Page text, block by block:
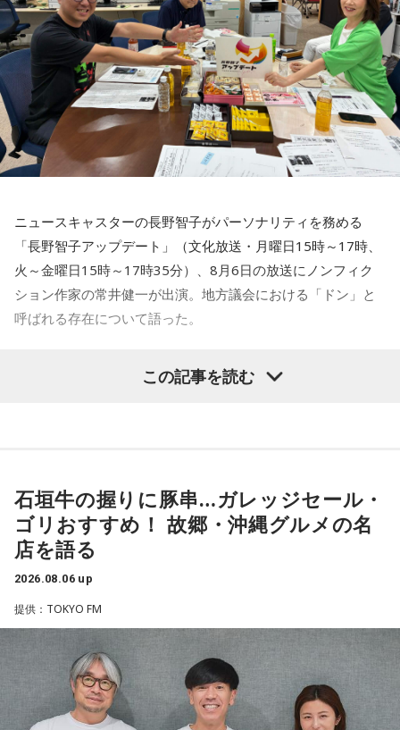
お揃いだったんだね！ うれしい～！
私も生まれたところが大阪なので、大阪でのライブは特別な
んですよ。家族や親戚も観に来てくれていて、それもうれし
かったから頑張れたし、「551」も食べたし（笑）。あと、
たこ焼きも「りくろーおじさんの店」のチーズケーキも食べ
た！
それに、いつも大阪でライブをするとき、私の親戚の皆さん
がぶどうの差し入れをしてくれるの。それも食べた！ メンバ
大阪公演の前の日もお仕事だったんですけど、そのお仕事が
終わったらすぐ大阪に帰って、ちょっとだけ（愛猫の）まろ
んにも会えたんですよ。それで、その次の日にライブをし
て、家族が観に来てくれて、帰ったという大阪ライフでした
ね。
「551の豚まんがあるとき？ ないとき？」っていうCMがある
リスナーちゃんはそのことを言ってくれていて、それも楽し
かった！ 私も大阪に行く前から「みんなでやれたら楽しいだ
ろうな」と思っていたから、そういうこともできて楽しかっ
たですね！ 来てくれてありがとう！
この日の放送をradikoタイムフリーで聴く
※放送エリア外の方は、プレミアム会員の登録でご利用いた
だけます。
----------------------------------------------------
＜番組概要＞
ニュースキャスターの長野智子がパーソナリティを務める
「長野智子アップデート」（文化放送・月曜日15時～17時、
火～金曜日15時～17時35分）、8月6日の放送にノンフィク
ション作家の常井健一が出演。地方議会における「ドン」と
呼ばれる存在について語った。
鈴木敏夫（文化放送解説委員）
「福岡県議会で浮上した、議
長ポストをめぐる現金授受疑惑です。その渦中にいる藏内勇
常井健一「『ドン』はスペイン語に由来する外来語です。ボ
スよりもさらにスケールの大きな権力者を示す言葉として定
着しました。いま、ドンとして注目されるのが福岡県議会の
藏内議長。福岡県内には一昔前から『福岡三国志』という言
葉がありまして。現在は麻生太郎さん、武田良太さん、そし
て藏内さんが熾烈な権力闘争を繰り広げています」
「藏内さんだけ県議、ということですね」
常井「なぜ1人の地方議員が永田町の大物にも匹敵する大きな
この記事を読む
石垣牛の握りに豚串…ガレッジセール・
ゴリおすすめ！ 故郷・沖縄グルメの名
店を語る
2026.08.06 up
提供：TOKYO FM